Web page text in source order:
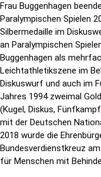
Frau Buggenhagen
Paralympischen Spielen
Silbermedaille im
an Paralympischen
Buggenhagen als
Leichtathletikszene im
Diskuswurf und auch im
Jahres 1994 zweimal
(Kugel, Diskus,
mit der Deutschen
2018 wurde die
Bundesverdienstkreuz
für Menschen mit